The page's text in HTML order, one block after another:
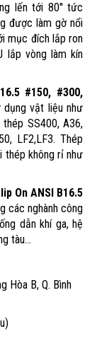
lến tới 80'' tức
được làm gờ nổi
mục đích lắp ron
lắp vòng làm kín
#150, #300,
vật liệu như
SS400, A36,
LF2,LF3. Thép
thép không rỉ như
On ANSI B16.5
các nghành công
dẫn khí ga, hệ
tàu...
Hòa B, Q. Bình